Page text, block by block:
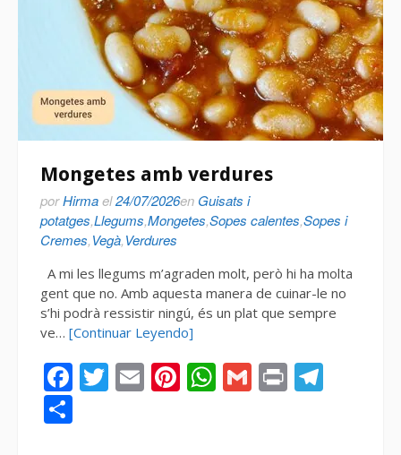
Mongetes amb verdures
porHirmael24/07/2026en Guisats i
potatges,Llegums,Mongetes,Sopes calentes,Sopes i
Cremes,Vegà,Verdures
A mi les llegums m’agraden molt, però hi ha molta
gent que no. Amb aquesta manera de cuinar-le no
s’hi podrà ressistir ningú, és un plat que sempre
ve… [Continuar Leyendo]
Facebook
Twitter
EmailPinterest
WhatsApp
Gmail
Print